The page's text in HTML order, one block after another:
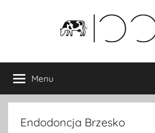
Menu
Endodoncja Brzesko